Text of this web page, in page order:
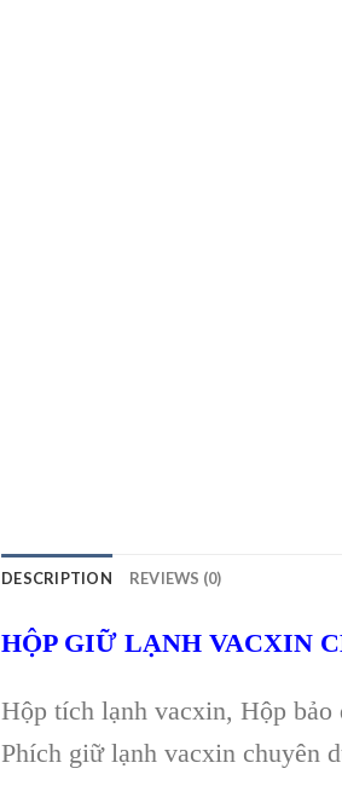
DESCRIPTION REVIEWS (0)
HỘP GIỮ LẠNH VACXIN
Hộp tích lạnh vacxin, Hộp
Phích giữ lạnh vacxin chuyên